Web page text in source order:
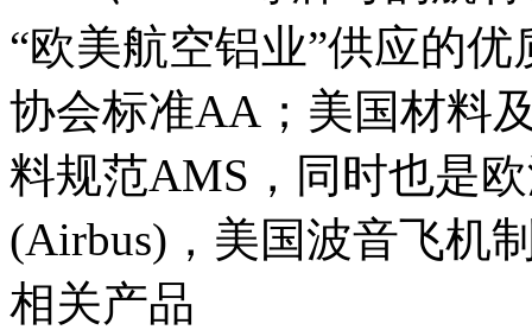
“欧美航空铝业”供应的
协会标准AA；美国材料
料规范AMS，同时也是
(Airbus)，美国波音飞机
相关产品